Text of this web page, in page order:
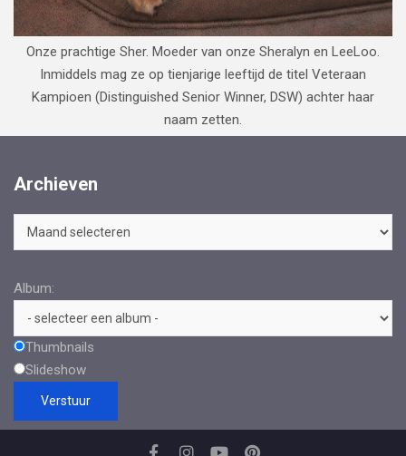
Onze prachtige Sher. Moeder van onze Sheralyn en LeeLoo.
Inmiddels mag ze op tienjarige leeftijd de titel Veteraan
Kampioen (Distinguished Senior Winner, DSW) achter haar
naam zetten.
Archieven
Archieven
Album:
Thumbnails
Slideshow